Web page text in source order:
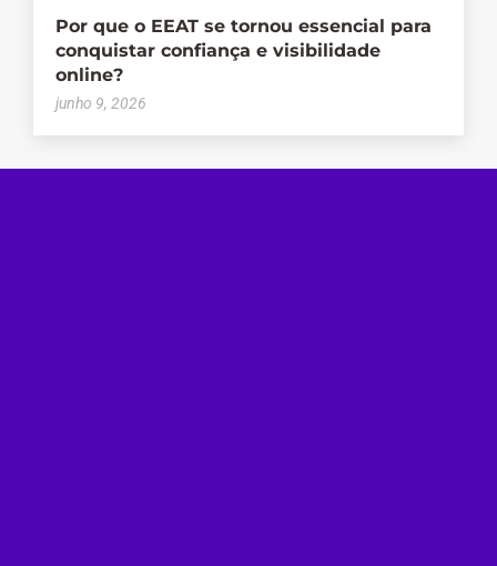
Por que o EEAT se tornou essencial para
conquistar confiança e visibilidade
online?
junho 9, 2026